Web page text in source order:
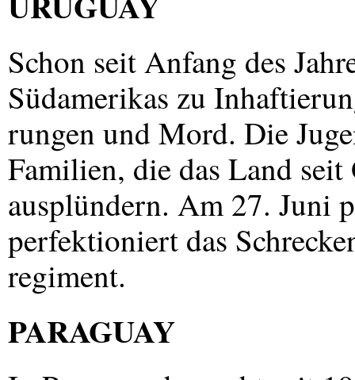
Schon seit Anfang des
Südamerikas zu
rungen und Mord. Die
Familien, die das Land seit
ausplündern. Am 27. Juni
perfektioniert das
regiment.
PARAGUAY